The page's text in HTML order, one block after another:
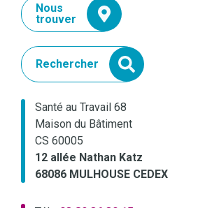
Nous
trouver
Rechercher
Santé au Travail 68
Maison du Bâtiment
CS 60005
12 allée Nathan Katz
68086 MULHOUSE CEDEX